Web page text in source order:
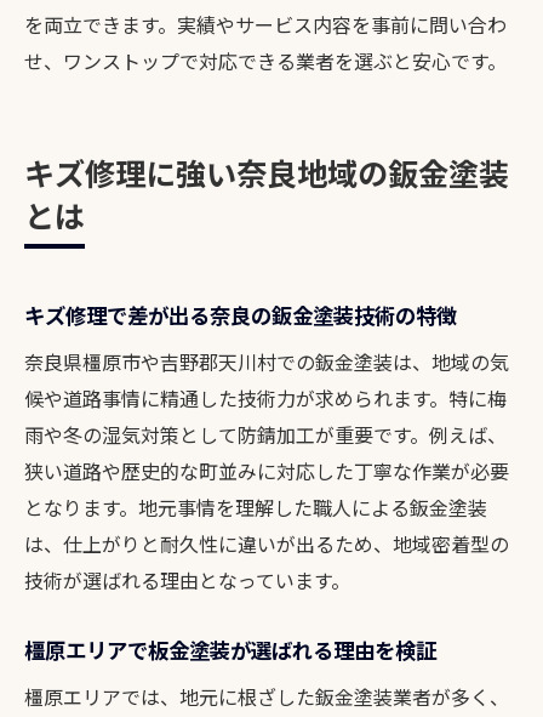
とめ
車修理奈良で保険活用時の注意点を詳しく
板金塗装の費用負担を減らす保険利用のコ
ツ
保険対応鈑金塗装店を賢く選ぶ見極め方
お得に修理を進めるための保険申請の流れ
カーライフが長持ちする修復のポイント
鈑金塗装で長く車に乗るための重要なポイ
ント
奈良の車修理で耐久性を重視した選び方と
は
板金塗装の定期点検がカーライフ延長の秘
カーナビ取り付けも含めた総合的なメンテ
術
を両立できます。実績やサービス内容を事前に問い合わ
せ、ワンストップで対応できる業者を選ぶと安心です。
キズ修理に強い奈良地域の鈑金塗装
とは
キズ修理で差が出る奈良の鈑金塗装技術の特徴
奈良県橿原市や吉野郡天川村での鈑金塗装は、地域の気
候や道路事情に精通した技術力が求められます。特に梅
雨や冬の湿気対策として防錆加工が重要です。例えば、
狭い道路や歴史的な町並みに対応した丁寧な作業が必要
となります。地元事情を理解した職人による鈑金塗装
は、仕上がりと耐久性に違いが出るため、地域密着型の
技術が選ばれる理由となっています。
橿原エリアで板金塗装が選ばれる理由を検証
橿原エリアでは、地元に根ざした鈑金塗装業者が多く、